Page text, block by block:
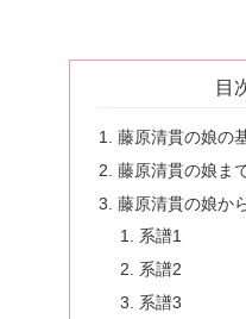
目
藤原清貫の娘の
藤原清貫の娘ま
藤原清貫の娘か
系譜1
系譜2
系譜3